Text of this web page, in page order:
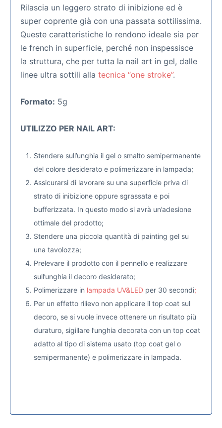
Rilascia un leggero strato di inibizione ed è
super coprente già con una passata sottilissima.
Queste caratteristiche lo rendono ideale sia per
le french in superficie, perché non inspessisce
la struttura, che per tutta la nail art in gel, dalle
linee ultra sottili alla tecnica “one stroke”.
Formato: 5g
UTILIZZO PER NAIL ART:
Stendere sull’unghia il gel o smalto semipermanente
del colore desiderato e polimerizzare in lampada;
Assicurarsi di lavorare su una superficie priva di
strato di inibizione oppure sgrassata e poi
bufferizzata. In questo modo si avrà un’adesione
ottimale del prodotto;
Stendere una piccola quantità di painting gel su
una tavolozza;
Prelevare il prodotto con il pennello e realizzare
sull’unghia il decoro desiderato;
Polimerizzare in lampada UV&LED per 30 secondi;
Per un effetto rilievo non applicare il top coat sul
decoro, se si vuole invece ottenere un risultato più
duraturo, sigillare l’unghia decorata con un top coat
adatto al tipo di sistema usato (top coat gel o
semipermanente) e polimerizzare in lampada.